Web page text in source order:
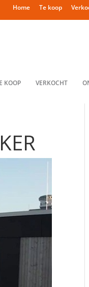
Home Te koop
KOOP VERKOCHT